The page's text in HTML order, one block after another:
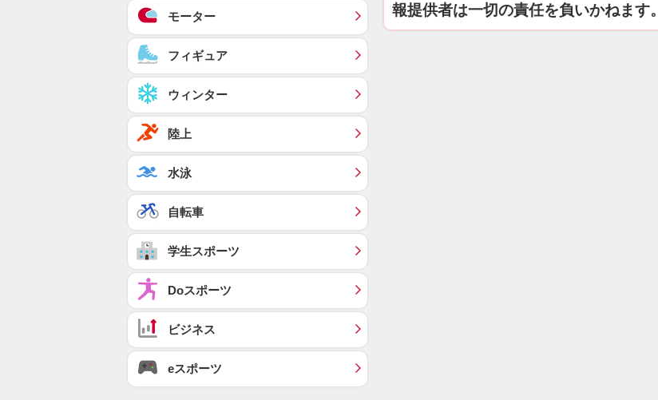
報提供者は一切の責任を負いかねます。
モーター
フィギュア
ウィンター
陸上
水泳
自転車
学生スポーツ
Doスポーツ
ビジネス
eスポーツ